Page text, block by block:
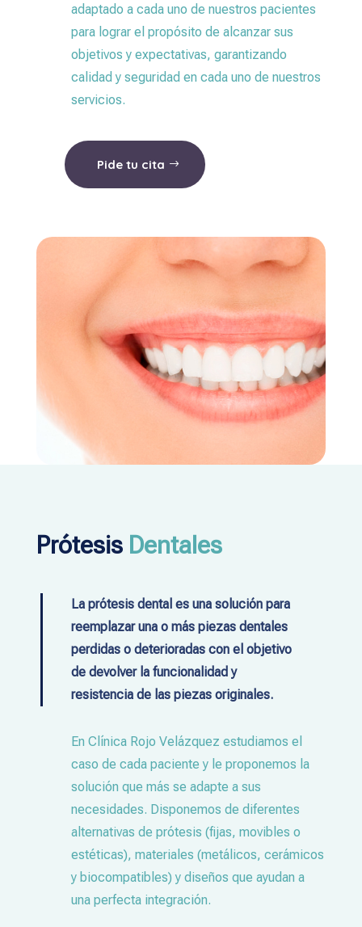
adaptado a cada uno de nuestros pacientes
para lograr el propósito de alcanzar sus
objetivos y expectativas, garantizando
calidad y seguridad en cada uno de nuestros
servicios.
Pide tu cita
Prótesis Dentales
La prótesis dental es una solución para
reemplazar una o más piezas dentales
perdidas o deterioradas con el objetivo
de devolver la funcionalidad y
resistencia de las piezas originales.
En Clínica Rojo Velázquez estudiamos el
caso de cada paciente y le proponemos la
solución que más se adapte a sus
necesidades. Disponemos de diferentes
alternativas de prótesis (fijas, movibles o
estéticas), materiales (metálicos, cerámicos
y biocompatibles) y diseños que ayudan a
una perfecta integración.